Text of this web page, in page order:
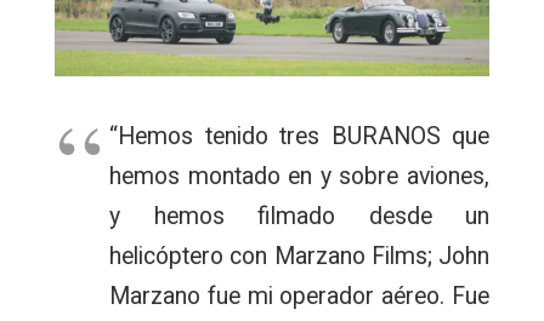
“Hemos tenido tres BURANOS que
hemos montado en y sobre aviones,
y hemos filmado desde un
helicóptero con Marzano Films; John
Marzano fue mi operador aéreo. Fue